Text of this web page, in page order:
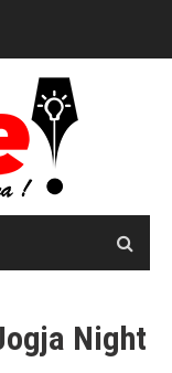
Night